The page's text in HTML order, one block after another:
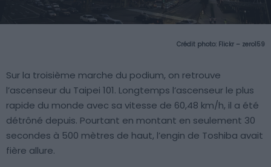
Crédit photo: Flickr – zero159
Sur la troisième marche du podium, on retrouve
l’ascenseur du Taipei 101. Longtemps l’ascenseur le plus
rapide du monde avec sa vitesse de 60,48 km/h, il a été
détrôné depuis. Pourtant en montant en seulement 30
secondes à 500 mètres de haut, l’engin de Toshiba avait
fière allure.